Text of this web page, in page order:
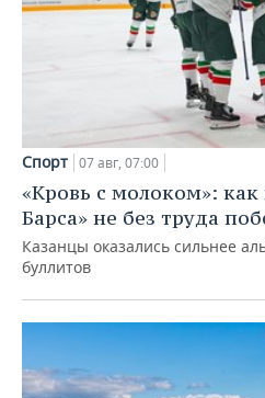
Спорт 07 авг, 07:00
«Кровь с молоком»:
Барса» не без труда
Казанцы оказались сильнее
буллитов